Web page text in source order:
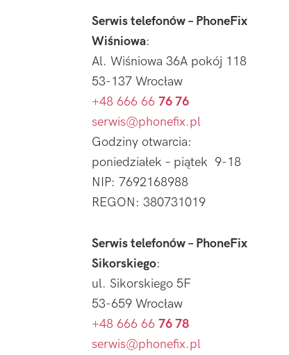
Serwis telefonów – PhoneFix
Wiśniowa:
Al. Wiśniowa 36A pokój 118
53-137 Wrocław
+48 666 66 76 76
serwis@phonefix.pl
Godziny otwarcia:
poniedziałek – piątek 9-18
NIP: 7692168988
REGON: 380731019
Serwis telefonów – PhoneFix
Sikorskiego:
ul. Sikorskiego 5F
53-659 Wrocław
+48 666 66 76 78
serwis@phonefix.pl